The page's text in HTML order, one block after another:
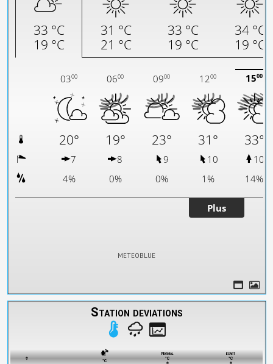
meteoblue
Station deviations
°C
Normal
°C
écart
°C